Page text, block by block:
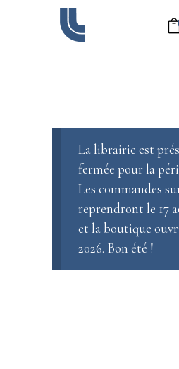
La librairie est
fermée pour la
Les commandes
reprendront le 17
et la boutique
2026. Bon été !